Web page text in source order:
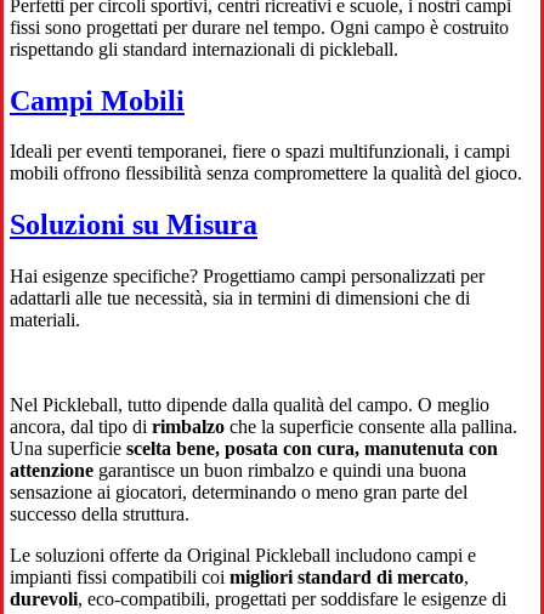
Perfetti per circoli sportivi, centri ricreativi e scuole, i nostri campi
fissi sono progettati per durare nel tempo. Ogni campo è costruito
rispettando gli standard internazionali di pickleball.
Campi Mobili
Ideali per eventi temporanei, fiere o spazi multifunzionali, i campi
mobili offrono flessibilità senza compromettere la qualità del gioco.
Soluzioni su Misura
Hai esigenze specifiche? Progettiamo campi personalizzati per
adattarli alle tue necessità, sia in termini di dimensioni che di
materiali.
Nel Pickleball, tutto dipende dalla qualità del campo. O meglio
ancora, dal tipo di rimbalzo che la superficie consente alla pallina.
Una superficie scelta bene, posata con cura, manutenuta con
attenzione garantisce un buon rimbalzo e quindi una buona
sensazione ai giocatori, determinando o meno gran parte del
successo della struttura.
Le soluzioni offerte da Original Pickleball includono campi e
impianti fissi compatibili coi migliori standard di mercato,
durevoli, eco-compatibili, progettati per soddisfare le esigenze di